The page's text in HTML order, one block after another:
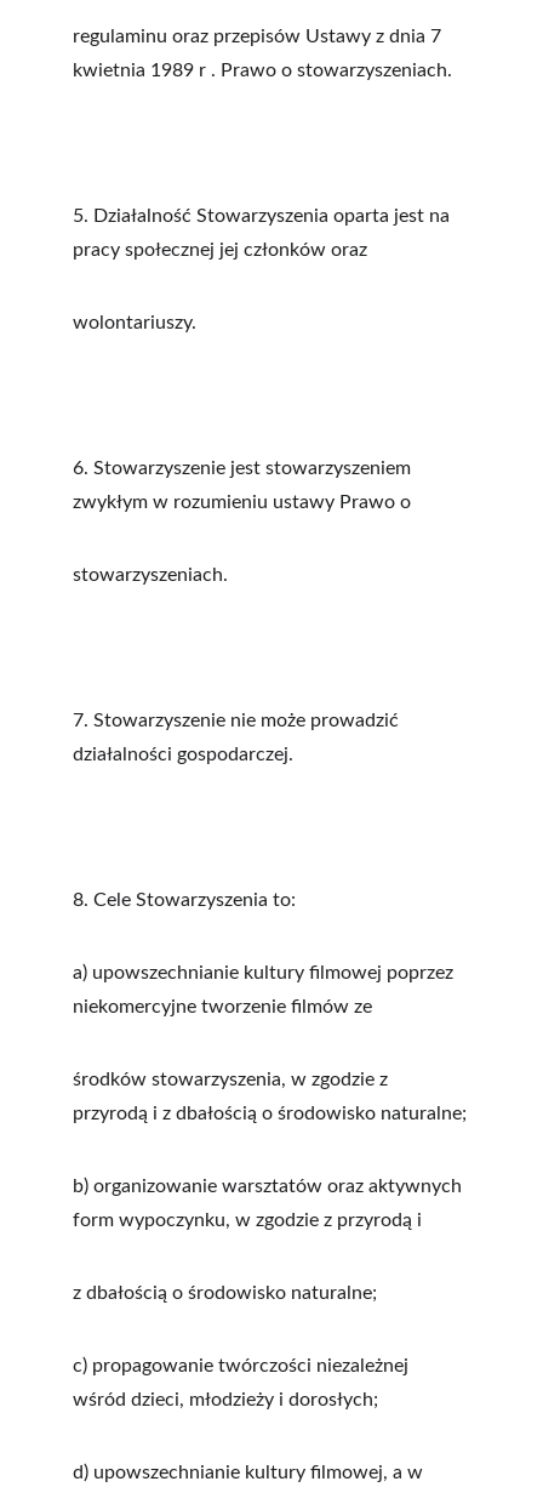
regulaminu oraz przepisów Ustawy z dnia 7
kwietnia 1989 r . Prawo o stowarzyszeniach.
5. Działalność Stowarzyszenia oparta jest na
pracy społecznej jej członków oraz
wolontariuszy.
6. Stowarzyszenie jest stowarzyszeniem
zwykłym w rozumieniu ustawy Prawo o
stowarzyszeniach.
7. Stowarzyszenie nie może prowadzić
działalności gospodarczej.
8. Cele Stowarzyszenia to:
a) upowszechnianie kultury filmowej poprzez
niekomercyjne tworzenie filmów ze
środków stowarzyszenia, w zgodzie z
przyrodą i z dbałością o środowisko naturalne;
b) organizowanie warsztatów oraz aktywnych
form wypoczynku, w zgodzie z przyrodą i
z dbałością o środowisko naturalne;
c) propagowanie twórczości niezależnej
wśród dzieci, młodzieży i dorosłych;
d) upowszechnianie kultury filmowej, a w